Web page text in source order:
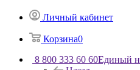
Личный кабинет
Корзина0
8 800 333 60 60Единый